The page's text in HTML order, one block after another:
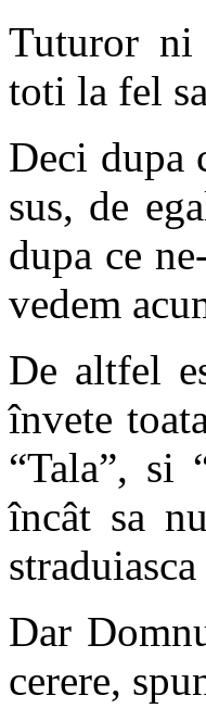
Tuturor ni
toti la fel
Deci dupa
sus, de
dupa ce
vedem
De altfel
învete
“Tala”, si
încât sa
Dar
cerere,